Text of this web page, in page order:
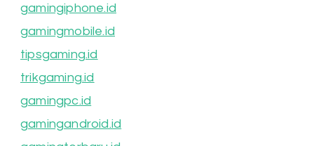
gamingiphone.id
gamingmobile.id
tipsgaming.id
trikgaming.id
gamingpc.id
gamingandroid.id